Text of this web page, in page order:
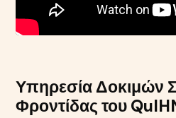
Υπηρεσία Δοκιμών
Φροντίδας του